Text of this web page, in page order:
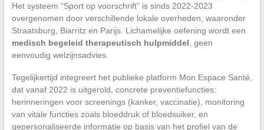
Het systeem “Sport op voorschrift” is sinds 2022-2023
overgenomen door verschillende lokale overheden, waaronder
Straatsburg, Biarritz en Parijs. Lichamelijke oefening wordt een
medisch begeleid therapeutisch hulpmiddel , geen
eenvoudig welzijnsadvies.
Tegelijkertijd integreert het publieke platform Mon Espace Santé,
dat vanaf 2022 is uitgerold, concrete preventiefuncties:
herinneringen voor screenings (kanker, vaccinatie), monitoring
van vitale functies zoals bloeddruk of bloedsuiker, en
gepersonaliseerde informatie op basis van het profiel van de